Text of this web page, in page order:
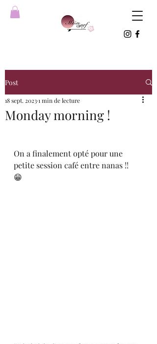
Post
Monday morning !
18 sept. 20231 min de lecture
On a finalement opté pour une
petite session café entre nanas !!
😁